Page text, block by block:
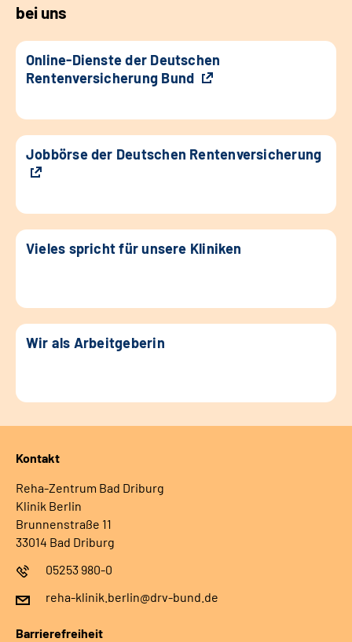
bei uns
Online-Dienste der Deutschen
Rentenversicherung Bund
Jobbörse der Deutschen Rentenversicherung
Vieles spricht für unsere Kliniken
Wir als Arbeitgeberin
Kontakt
Reha-Zentrum Bad Driburg
Klinik Berlin
Brunnenstraße 11
33014 Bad Driburg
05253 980-0
reha-klinik.berlin@drv-bund.de
Barrierefreiheit